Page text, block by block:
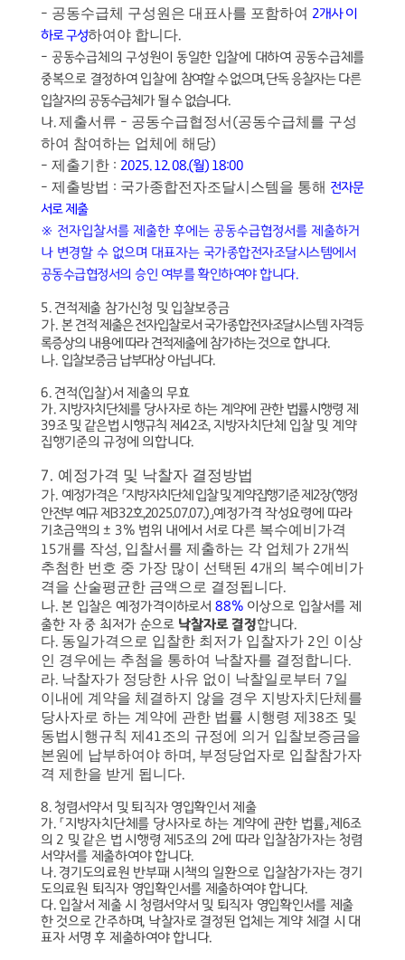
- 공동수급체 구성원은 대표사를 포함하여 2개사 이
하로 구성하여야 합니다.
- 공동수급체의 구성원이 동일한 입찰에 대하여 공동수급체를
중복으로 결정하여 입찰에
참여할 수 없으며,단독 응찰자는 다른
입찰자의 공동수급체가 될 수 없습니다.
나.제출서류 - 공동수급협정서 (공동수급체를 구성
하여 참여하는 업체에 해당)
- 제출기한 : 2025. 12. 08.(월) 18:00
- 제출방법 : 국가종합전자조달시스템을 통해 전자문
서로 제출
※ 전자입찰서를 제출한 후에는 공동수급협정서를 제출하거
나 변경할 수 없으며 대표자는 국가종합전자조달시스템에서
공동수급협정서의 승인 여부를 확인하여야 합니다.
5. 견적제출 참가신청 및 입찰보증금
가. 본 견적 제출은 전자입찰로서 국가종합전자조달시스템 자격등
록증상의 내용에 따라 견적제출에 참가하는 것으로 합니다.
나. 입찰보증금 납부대상 아닙니다.
6. 견적(입찰)서 제출의 무효
가. 지방자치단체를 당사자로 하는 계약에 관한 법률시행령 제
39조 및 같은법 시행규칙 제42조, 지방자치단체 입찰 및 계약
집행기준의 규정에 의합니다.
7. 예정가격 및 낙찰자 결정방법
가. 예정가격은 「지방자치단체 입찰 및 계약집행기준 제 2장(행정
안전부 예규 제 332호,2025.07.07.)」예정가격 작성요령에 따라
기초금액의± 3% 범위 내에서 서로 다른 복수예비가격
15개를 작성, 입찰서를 제출하는 각 업체가 2개씩
추첨한 번호 중 가장 많이 선택된 4개의 복수예비가
격을 산술평균한 금액으로 결정됩니다.
나. 본 입찰은 예정가격이하로서 88% 이상으로 입찰서를 제
출한 자 중 최저가 순으로 낙찰자로 결정합니다.
다. 동일가격으로 입찰한 최저가 입찰자가 2인 이상
인 경우에는 추첨을 통하여 낙찰자를 결정합니다.
라. 낙찰자가 정당한 사유 없이 낙찰일로부터 7일
이내에 계약을 체결하지 않을 경우 지방자치단체를
당사자로 하는 계약에 관한 법률 시행령 제 38조 및
동법시행규칙 제 41 조의 규정에 의거 입찰보증금을
본원에 납부하여야 하며 , 부정당업자로 입찰참가자
격 제한을 받게 됩니다.
8. 청렴서약서 및 퇴직자 영입확인서 제출
가. 「지방자치단체를 당사자로 하는 계약에 관한 법률」제 6조
의 2 및 같은 법 시행령 제 5조의 2에 따라 입찰참가자는 청렴
서약서를 제출하여야 합니다.
나. 경기도의료원 반부패 시책의 일환으로 입찰참가자는 경기
도의료원 퇴직자 영입확인서를 제출하여야 합니다.
다. 입찰서 제출 시 청렴서약서 및 퇴직자 영입확인서를 제출
한 것으로 간주하며, 낙찰자로 결정된 업체는 계약 체결 시 대
표자 서명 후 제출하여야 합니다.